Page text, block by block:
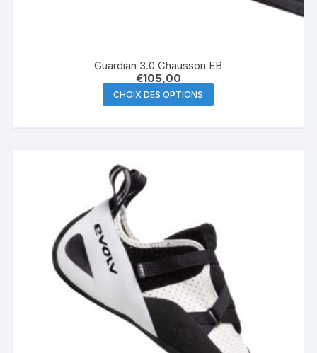
Guardian 3.0 Chausson EB
€105,00
CHOIX DES OPTIONS
produit
être
choisies
sur
la
page
du
produit